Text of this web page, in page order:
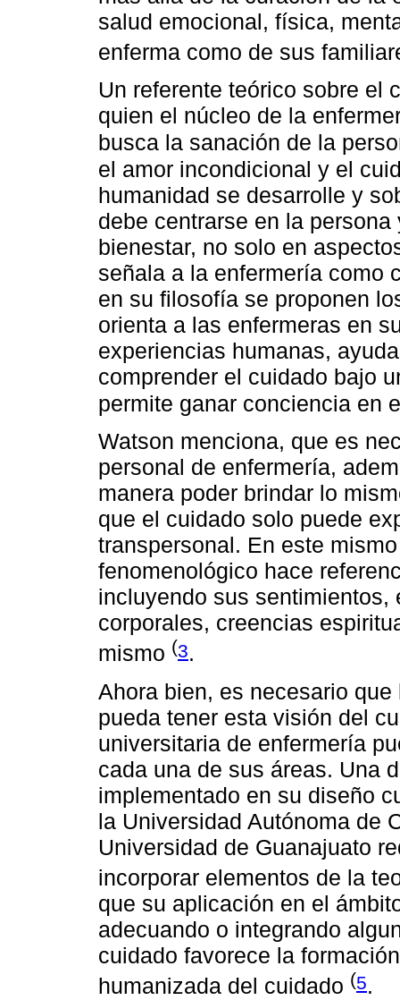
salud emocional, física,
enferma como de sus
Un referente teórico sobre el
quien el núcleo de la
busca la sanación de la
el amor incondicional y el
humanidad se desarrolle y
debe centrarse en la
bienestar, no solo en
señala a la enfermería como
en su filosofía se proponen
orienta a las enfermeras en
experiencias humanas,
comprender el cuidado bajo
permite ganar conciencia en
Watson menciona, que es
personal de enfermería,
manera poder brindar lo
que el cuidado solo puede
transpersonal. En este
fenomenológico hace
incluyendo sus
corporales, creencias
mismo (3.
Ahora bien, es necesario
pueda tener esta visión del
universitaria de enfermería
cada una de sus áreas. Una
implementado en su diseño
la Universidad Autónoma de
Universidad de Guanajuato
incorporar elementos de la
que su aplicación en el
adecuando o integrando
cuidado favorece la
humanizada del cuidado (5.